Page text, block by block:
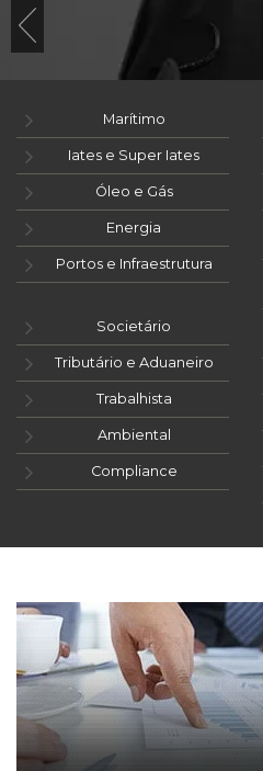
Marítimo
Iates e Super Iates
Óleo e Gás
Energia
Portos e Infraestrutura
Societário
Tributário e Aduaneiro
Trabalhista
Ambiental
Compliance